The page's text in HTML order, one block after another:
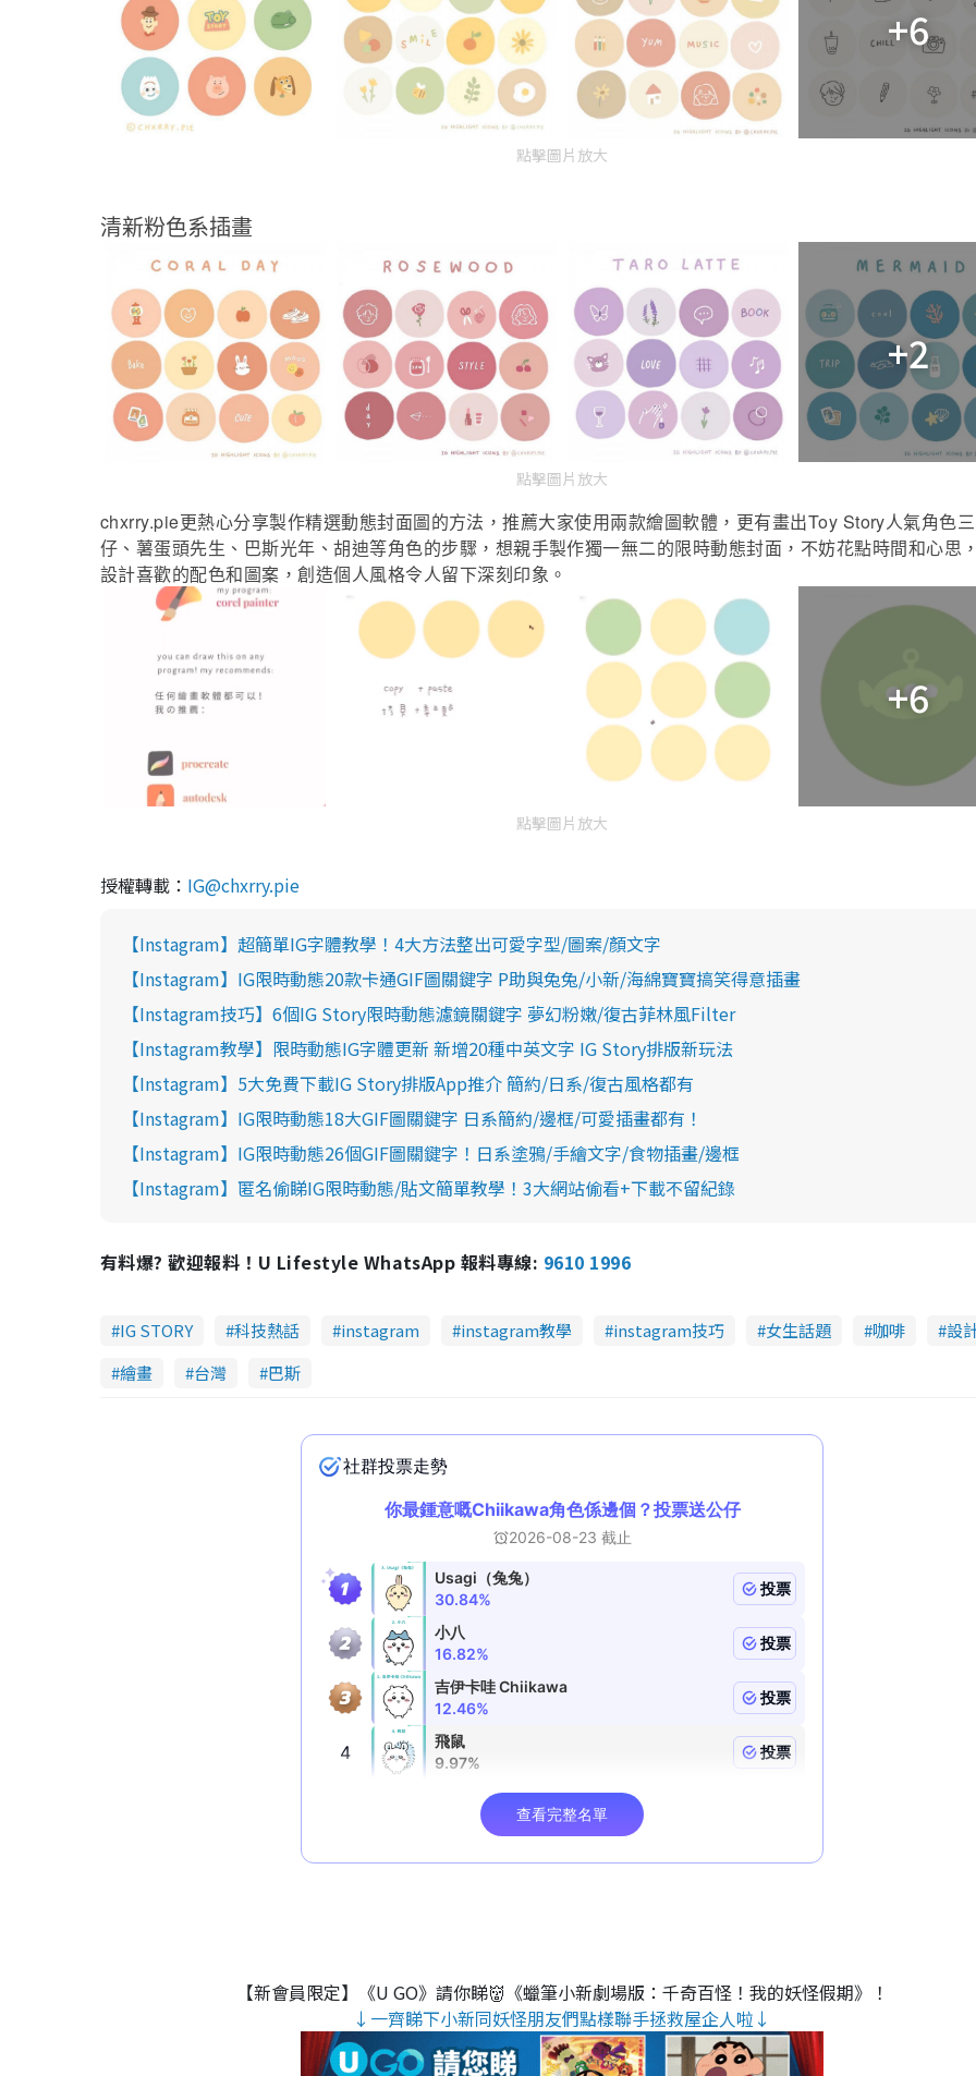
+6
點擊圖片放大
清新粉色系插畫
+2
點擊圖片放大
chxrry.pie更熱心分享製作精選動態封面圖的方法，推薦大家使用兩款繪圖軟體，更有畫出Toy Story人氣角色
仔、薯蛋頭先生、巴斯光年、胡迪等角色的步驟，想親手製作獨一無二的限時動態封面，不妨花點時間和心思
設計喜歡的配色和圖案，創造個人風格令人留下深刻印象。
+6
點擊圖片放大
授權轉載： IG@chxrry.pie
【Instagram】超簡單IG字體教學！4大方法整出可愛字型/圖案/顏文字
【Instagram】IG限時動態20款卡通GIF圖關鍵字 P助與兔兔/小新/海綿寶寶搞笑得意插畫
【Instagram技巧】6個IG Story限時動態濾鏡關鍵字 夢幻粉嫩/復古菲林風Filter
【Instagram教學】限時動態IG字體更新 新增20種中英文字 IG Story排版新玩法
【Instagram】5大免費下載IG Story排版App推介 簡約/日系/復古風格都有
【Instagram】IG限時動態18大GIF圖關鍵字 日系簡約/邊框/可愛插畫都有！
【Instagram】IG限時動態26個GIF圖關鍵字！日系塗鴉/手繪文字/食物插畫/邊框
【Instagram】匿名偷睇IG限時動態/貼文簡單教學！3大網站偷看+下載不留紀錄
有料爆? 歡迎報料！U Lifestyle WhatsApp 報料專線: 9610 1996
IG STORY 科技熱話 instagram instagram教學 instagram技巧 女生話題 咖啡
設
繪畫
台灣 巴斯
【新會員限定】《U GO》請你睇👹《蠟筆小新劇場版：千奇百怪！我的妖怪假期》！
↓一齊睇下小新同妖怪朋友們點樣聯手拯救屋企人啦↓